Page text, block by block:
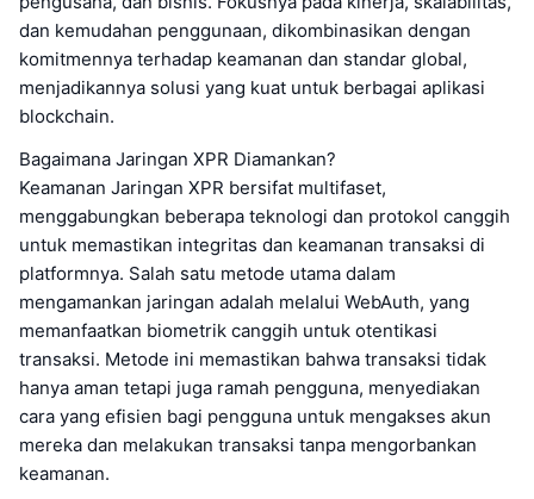
dan kemudahan penggunaan, dikombinasikan dengan
komitmennya terhadap keamanan dan standar global,
menjadikannya solusi yang kuat untuk berbagai aplikasi
blockchain.
Bagaimana Jaringan XPR Diamankan?
Keamanan Jaringan XPR bersifat multifaset,
menggabungkan beberapa teknologi dan protokol canggih
untuk memastikan integritas dan keamanan transaksi di
platformnya. Salah satu metode utama dalam
mengamankan jaringan adalah melalui WebAuth, yang
memanfaatkan biometrik canggih untuk otentikasi
transaksi. Metode ini memastikan bahwa transaksi tidak
hanya aman tetapi juga ramah pengguna, menyediakan
cara yang efisien bagi pengguna untuk mengakses akun
mereka dan melakukan transaksi tanpa mengorbankan
keamanan.